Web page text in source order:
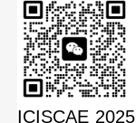
ICISCAE 2025